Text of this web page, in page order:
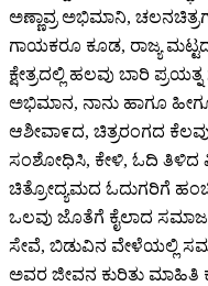
ಅಣ್ಣಾವ್ರ ಅಭಿಮಾನಿ,
ಗಾಯಕರೂ ಕೂಡ, ರಾಜ್ಯ
ಕ್ಷೇತ್ರದಲ್ಲಿ ಹಲವು ಬಾರಿ
ಅಭಿಮಾನ, ನಾನು ಹಾಗೂ
ಆಶೀವಾ೯ದ, ಚಿತ್ರರಂಗದ
ಸಂಶೋಧಿಸಿ, ಕೇಳಿ, ಓದಿ ತಿಳಿದ
ಚಿತ್ರೋದ್ಯಮದ ಓದುಗರಿಗೆ
ಒಲವು ಜೊತೆಗೆ ಕೈಲಾದ ಸಮಾಜ
ಸೇವೆ, ಬಿಡುವಿನ ವೇಳೆಯಲ್ಲಿ
ಅವರ ಜೀವನ ಕುರಿತು ಮಾಹಿತಿ